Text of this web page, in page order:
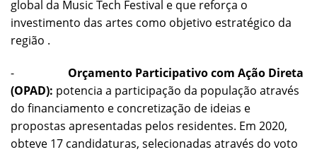
global da Music Tech Festival e que reforça o
investimento das artes como objetivo estratégico da
região .
- Orçamento Participativo com Ação Direta
(OPAD): potencia a participação da população através
do financiamento e concretização de ideias e
propostas apresentadas pelos residentes. Em 2020,
obteve 17 candidaturas, selecionadas através do voto